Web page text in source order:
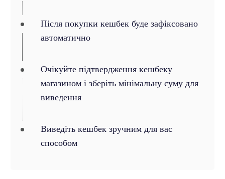
Після покупки кешбек буде зафіксовано
автоматично
Очікуйте підтвердження кешбеку
магазином і зберіть мінімальну суму для
виведення
Виведіть кешбек зручним для вас
способом